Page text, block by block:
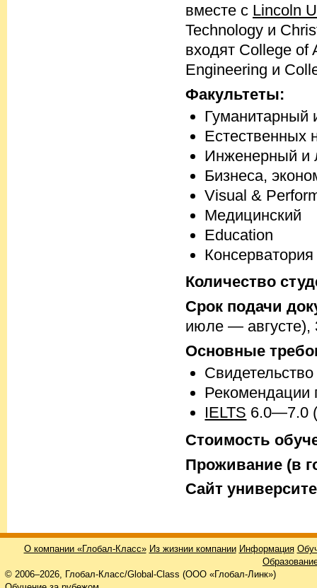
вместе с Lincoln
Technology и
входят College of
Engineering и
Факультеты:
Гуманитарный
Естественных
Инженерный и
Бизнеса,
Visual &
Медицинский
Education
Консерватория
Количество
Срок подачи
июле — августе),
Основные
Рекомендации
IELTS 6.0—7.0
Стоимость
Проживание (в
Cайт
О компании «Глобал-Класс» Из жизнии компании Информация
© 2006–2026, Глобал-Класс/Global-Class (ООО «Глобал-Линк»)